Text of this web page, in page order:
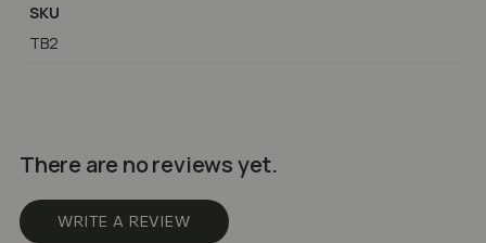
SKU
TB2
There are no reviews yet.
WRITE A REVIEW